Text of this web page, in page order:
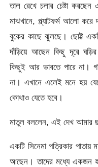
তাল রেখে চলার চেষ্টা
মাঝখানে, প্ল্যাটফর্ম আলো
বুকের কাছে ঝুলছে। ছোট্ট
দাঁড়িয়ে আছেন কিছু দূরে
কিছুই আর ভাবতে পারে না।
না। এখানে এলেই মনে হয়
কোথাও যেতে হবে।
মাতুল বললেন, এই দেখ আমার
একটি সিনেমা পত্রিকার
আছেন। তাদের মধ্যে একজন